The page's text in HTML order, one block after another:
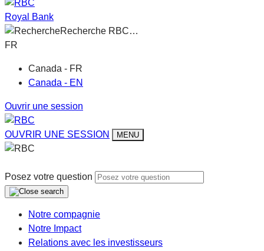
Royal Bank
Recherche RBC…
FR
Canada - FR
Canada - EN
Ouvrir une session
OUVRIR UNE SESSION MENU
Posez votre question
Notre compagnie
Notre Impact
Relations avec les investisseurs